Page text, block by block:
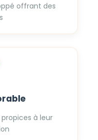
offrant des
à leur